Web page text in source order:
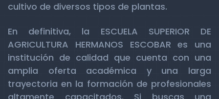
cultivo de diversos tipos de plantas.
En definitiva, la ESCUELA SUPERIOR DE
AGRICULTURA HERMANOS ESCOBAR es una
institución de calidad que cuenta con una
amplia oferta académica y una larga
trayectoria en la formación de profesionales